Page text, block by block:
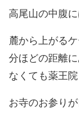
高尾山の中腹
麓から上がる
分ほどの距離
なくても薬王
お寺のお参り